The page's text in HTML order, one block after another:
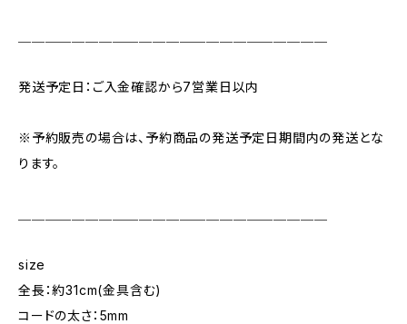
発送予定日：ご入金確認から7営業日以内
※予約販売の場合は、予約商品の発送予定日期間内の発送とな
ります。
size
全長：約31cm(金具含む)
コードの太さ：5mm